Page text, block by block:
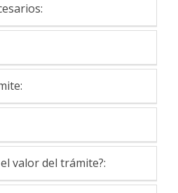
valor del trámite?: